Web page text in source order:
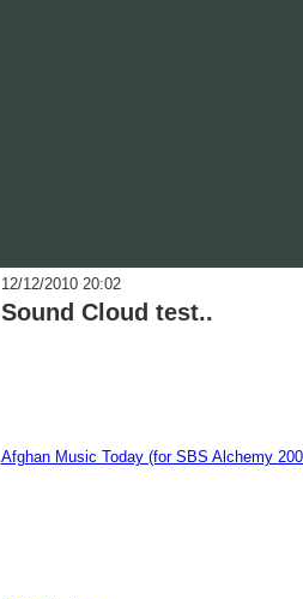
12/12/2010 20:02
Sound Cloud test..
Afghan Music Today (for SBS Alchemy